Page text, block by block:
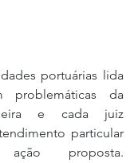
portuárias lida
problemáticas da
e cada juiz
particular
proposta.